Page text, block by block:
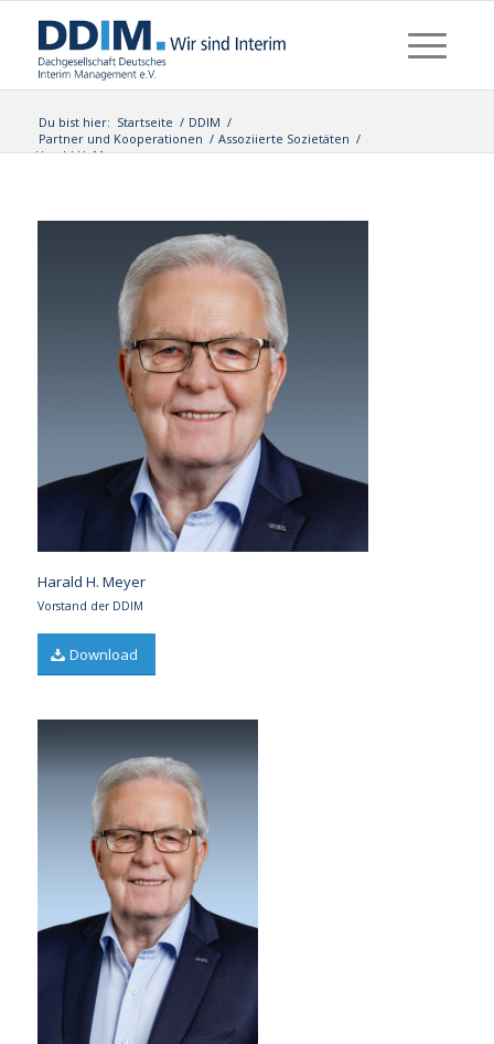
Du bist hier: Startseite / DDIM /
Partner und Kooperationen / Assoziierte Sozietäten /
Harald H. Meyer
Harald H. Meyer
Vorstand der DDIM
Download